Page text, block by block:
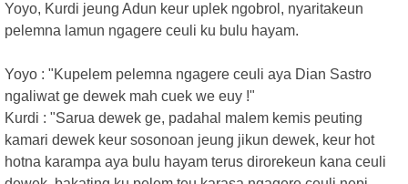
Yoyo, Kurdi jeung Adun keur uplek ngobrol, nyaritakeun
pelemna lamun ngagere ceuli ku bulu hayam.
Yoyo : "Kupelem pelemna ngagere ceuli aya Dian Sastro
ngaliwat ge dewek mah cuek we euy !"
Kurdi : "Sarua dewek ge, padahal malem kemis peuting
kamari dewek keur sosonoan jeung jikun dewek, keur hot
hotna karampa aya bulu hayam terus dirorekeun kana ceuli